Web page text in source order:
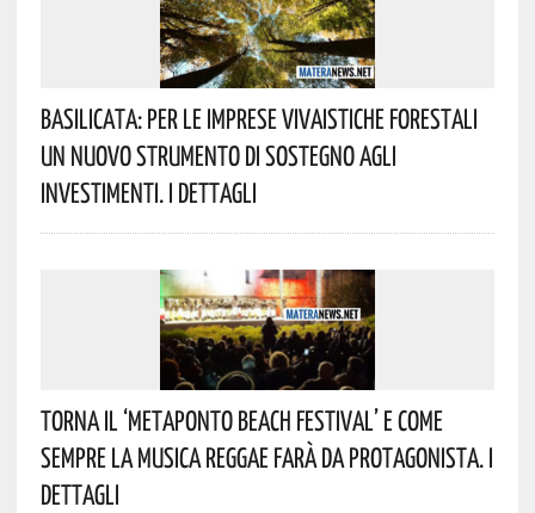
Basilicata: Per Le Imprese Vivaistiche Forestali
Un Nuovo Strumento Di Sostegno Agli
Investimenti. I Dettagli
Torna Il ‘Metaponto Beach Festival’ E Come
Sempre La Musica Reggae Farà Da Protagonista. I
Dettagli